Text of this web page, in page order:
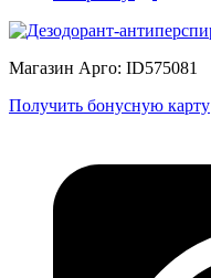
Магазин Арго: ID575081
Получить бонусную карту